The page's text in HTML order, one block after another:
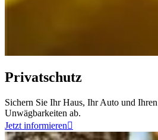
Privatschutz
Sichern Sie Ihr Haus, Ihr Auto und
Unwägbarkeiten ab.
Jetzt informieren